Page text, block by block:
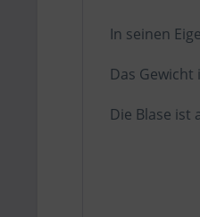
In seinen
Das Gewicht
Die Blase ist